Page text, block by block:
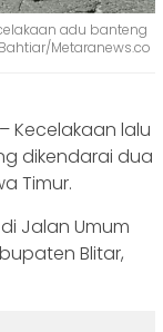
adu banteng
Metaranews.co
– Kecelakaan lalu
dikendarai dua
Timur.
Jalan Umum
Blitar,